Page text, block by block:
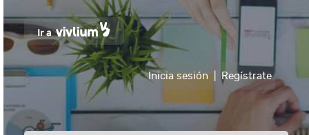
Inicia sesión Regístrate